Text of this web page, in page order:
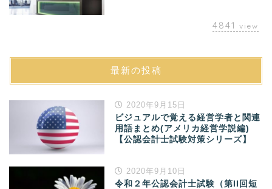
4841 view
最新の投稿
2020年9月15日
ビジュアルで覚える経営学者と関連
用語まとめ(アメリカ経営学説編)
【公認会計士試験対策シリーズ】
2020年9月10日
令和２年公認会計士試験（第II回短